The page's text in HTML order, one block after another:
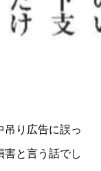
吊り広告に誤っ
害と言う話でし